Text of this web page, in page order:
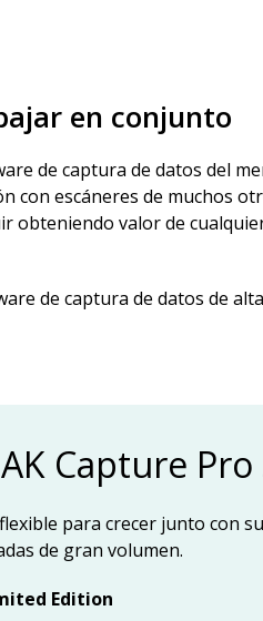
en conjunto
de captura de datos del
con escáneres de muchos
obteniendo valor de
de captura de datos de
Capture
para crecer junto con
de gran volumen.
Edition